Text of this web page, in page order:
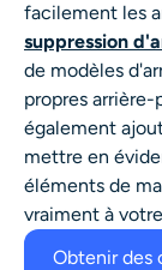
facilement les
suppression
de modèles
propres arrière-
également
mettre en
éléments de
vraiment à
Obtenir des